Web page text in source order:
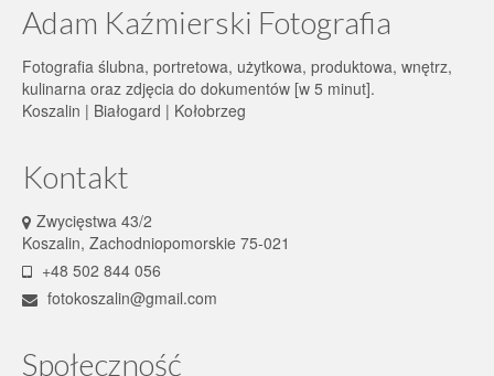
Adam Kaźmierski Fotografia
Fotografia ślubna, portretowa, użytkowa, produktowa, wnętrz,
kulinarna oraz zdjęcia do dokumentów [w 5 minut].
Koszalin | Białogard | Kołobrzeg
Kontakt
Zwycięstwa 43/2
Koszalin, Zachodniopomorskie 75-021
+48 502 844 056
fotokoszalin@gmail.com
Społeczność